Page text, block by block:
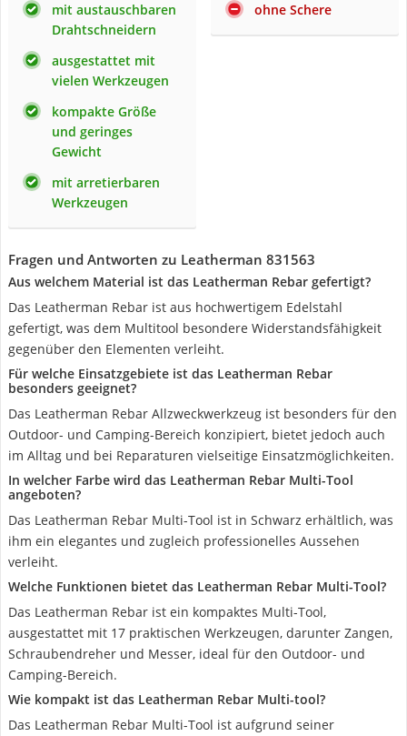
mit austauschbaren
Drahtschneidern
ausgestattet mit
vielen Werkzeugen
kompakte Größe
und geringes
Gewicht
mit arretierbaren
Werkzeugen
ohne Schere
Fragen und Antworten zu Leatherman 831563
Aus welchem Material ist das Leatherman Rebar gefertigt?
Das Leatherman Rebar ist aus hochwertigem Edelstahl
gefertigt, was dem Multitool besondere Widerstandsfähigkeit
gegenüber den Elementen verleiht.
Für welche Einsatzgebiete ist das Leatherman Rebar
besonders geeignet?
Das Leatherman Rebar Allzweckwerkzeug ist besonders für den
Outdoor- und Camping-Bereich konzipiert, bietet jedoch auch
im Alltag und bei Reparaturen vielseitige Einsatzmöglichkeiten.
In welcher Farbe wird das Leatherman Rebar Multi-Tool
angeboten?
Das Leatherman Rebar Multi-Tool ist in Schwarz erhältlich, was
ihm ein elegantes und zugleich professionelles Aussehen
verleiht.
Welche Funktionen bietet das Leatherman Rebar Multi-Tool?
Das Leatherman Rebar ist ein kompaktes Multi-Tool,
ausgestattet mit 17 praktischen Werkzeugen, darunter Zangen,
Schraubendreher und Messer, ideal für den Outdoor- und
Camping-Bereich.
Wie kompakt ist das Leatherman Rebar Multi-tool?
Das Leatherman Rebar Multi-Tool ist aufgrund seiner